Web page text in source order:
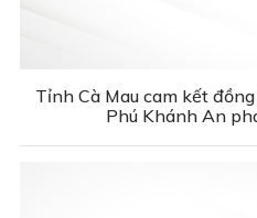
Tỉnh Cà Mau cam kết
Phú Khánh An